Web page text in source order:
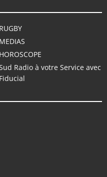
RUGBY
MEDIAS
HOROSCOPE
Radio à votre Service avec
Fiducial